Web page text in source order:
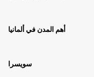
أهم المدن في ألمانيا
سويسرا